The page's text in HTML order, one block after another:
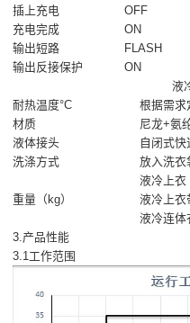
插上充电
OFF
充电完成
ON
输出短路
FLASH
输出反接保护
ON
液
耐热温度°C
根据需求
材质
尼龙+氨
液体接头
自闭式
洗涤方式
放入洗衣
重量（kg）
液冷上衣
液冷上衣
液冷连体
3.产品性能
3.1工作范围